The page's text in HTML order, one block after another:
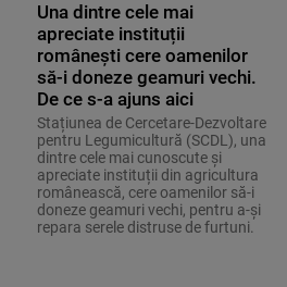
Una dintre cele mai
apreciate instituții
românești cere oamenilor
să-i doneze geamuri vechi.
De ce s-a ajuns aici
Stațiunea de Cercetare-Dezvoltare
pentru Legumicultură (SCDL), una
dintre cele mai cunoscute și
apreciate instituții din agricultura
românească, cere oamenilor să-i
doneze geamuri vechi, pentru a-și
repara serele distruse de furtuni.